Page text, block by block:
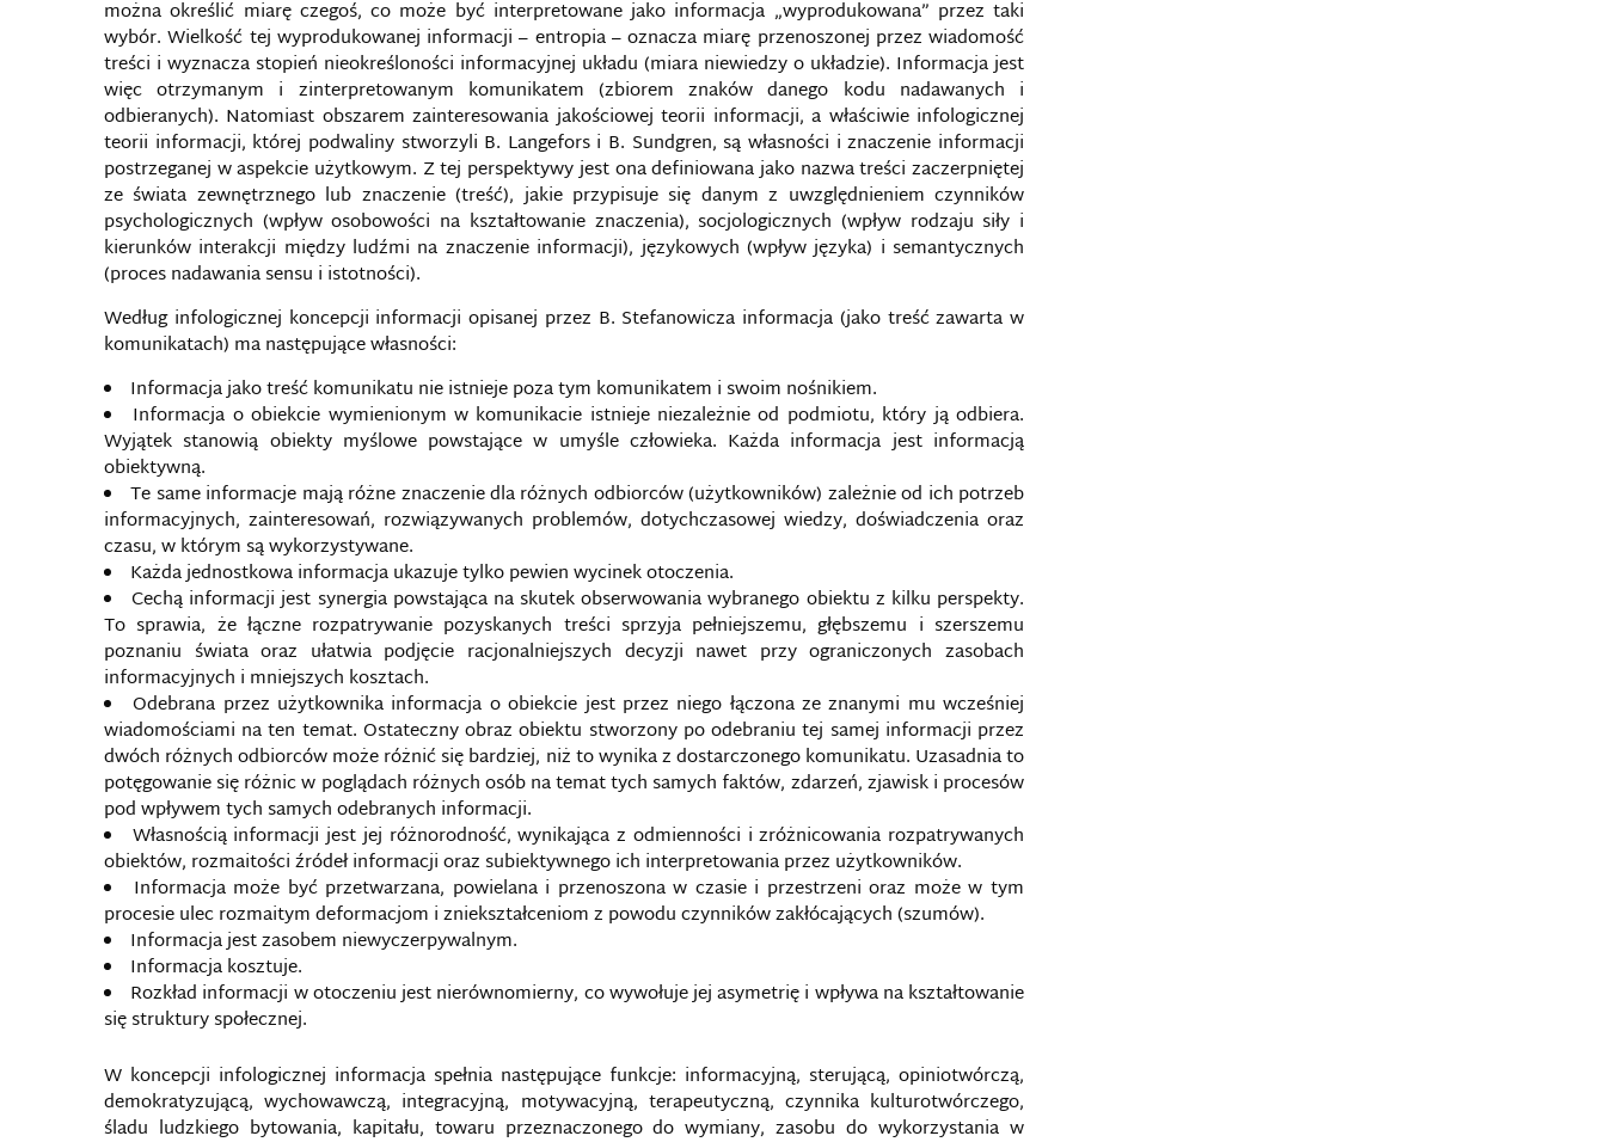
można określić miarę czegoś, co może być interpretowane jako informacja „wyprodukowana” przez taki
wybór. Wielkość tej wyprodukowanej informacji – entropia – oznacza miarę przenoszonej przez wiadomość
treści i wyznacza stopień nieokreśloności informacyjnej układu (miara niewiedzy o układzie). Informacja jest
więc otrzymanym i zinterpretowanym komunikatem (zbiorem znaków danego kodu nadawanych i
odbieranych). Natomiast obszarem zainteresowania jakościowej teorii informacji, a właściwie infologicznej
teorii informacji, której podwaliny stworzyli B. Langefors i B. Sundgren, są własności i znaczenie informacji
postrzeganej w aspekcie użytkowym. Z tej perspektywy jest ona definiowana jako nazwa treści zaczerpniętej
ze świata zewnętrznego lub znaczenie (treść), jakie przypisuje się danym z uwzględnieniem czynników
psychologicznych (wpływ osobowości na kształtowanie znaczenia), socjologicznych (wpływ rodzaju siły i
kierunków interakcji między ludźmi na znaczenie informacji), językowych (wpływ języka) i semantycznych
(proces nadawania sensu i istotności).
Według infologicznej koncepcji informacji opisanej przez B. Stefanowicza informacja (jako treść zawarta w
komunikatach) ma następujące własności:
Informacja jako treść komunikatu nie istnieje poza tym komunikatem i swoim nośnikiem.
Informacja o obiekcie wymienionym w komunikacie istnieje niezależnie od podmiotu, który ją odbiera.
Wyjątek stanowią obiekty myślowe powstające w umyśle człowieka. Każda informacja jest informacją
obiektywną.
Te same informacje mają różne znaczenie dla różnych odbiorców (użytkowników) zależnie od ich potrzeb
informacyjnych, zainteresowań, rozwiązywanych problemów, dotychczasowej wiedzy, doświadczenia oraz
czasu, w którym są wykorzystywane.
Każda jednostkowa informacja ukazuje tylko pewien wycinek otoczenia.
Cechą informacji jest synergia powstająca na skutek obserwowania wybranego obiektu z kilku perspekty.
To sprawia, że łączne rozpatrywanie pozyskanych treści sprzyja pełniejszemu, głębszemu i szerszemu
poznaniu świata oraz ułatwia podjęcie racjonalniejszych decyzji nawet przy ograniczonych zasobach
informacyjnych i mniejszych kosztach.
Odebrana przez użytkownika informacja o obiekcie jest przez niego łączona ze znanymi mu wcześniej
wiadomościami na ten temat. Ostateczny obraz obiektu stworzony po odebraniu tej samej informacji przez
dwóch różnych odbiorców może różnić się bardziej, niż to wynika z dostarczonego komunikatu. Uzasadnia to
potęgowanie się różnic w poglądach różnych osób na temat tych samych faktów, zdarzeń, zjawisk i procesów
pod wpływem tych samych odebranych informacji.
Własnością informacji jest jej różnorodność, wynikająca z odmienności i zróżnicowania rozpatrywanych
obiektów, rozmaitości źródeł informacji oraz subiektywnego ich interpretowania przez użytkowników.
Informacja może być przetwarzana, powielana i przenoszona w czasie i przestrzeni oraz może w tym
procesie ulec rozmaitym deformacjom i zniekształceniom z powodu czynników zakłócających (szumów).
Informacja jest zasobem niewyczerpywalnym.
Informacja kosztuje.
Rozkład informacji w otoczeniu jest nierównomierny, co wywołuje jej asymetrię i wpływa na kształtowanie
się struktury społecznej.
W koncepcji infologicznej informacja spełnia następujące funkcje: informacyjną, sterującą, opiniotwórczą,
demokratyzującą, wychowawczą, integracyjną, motywacyjną, terapeutyczną, czynnika kulturotwórczego,
śladu ludzkiego bytowania, kapitału, towaru przeznaczonego do wymiany, zasobu do wykorzystania w